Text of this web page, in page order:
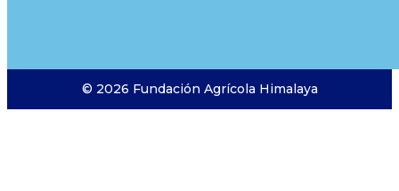
© 2026 Fundación Agrícola Himalaya